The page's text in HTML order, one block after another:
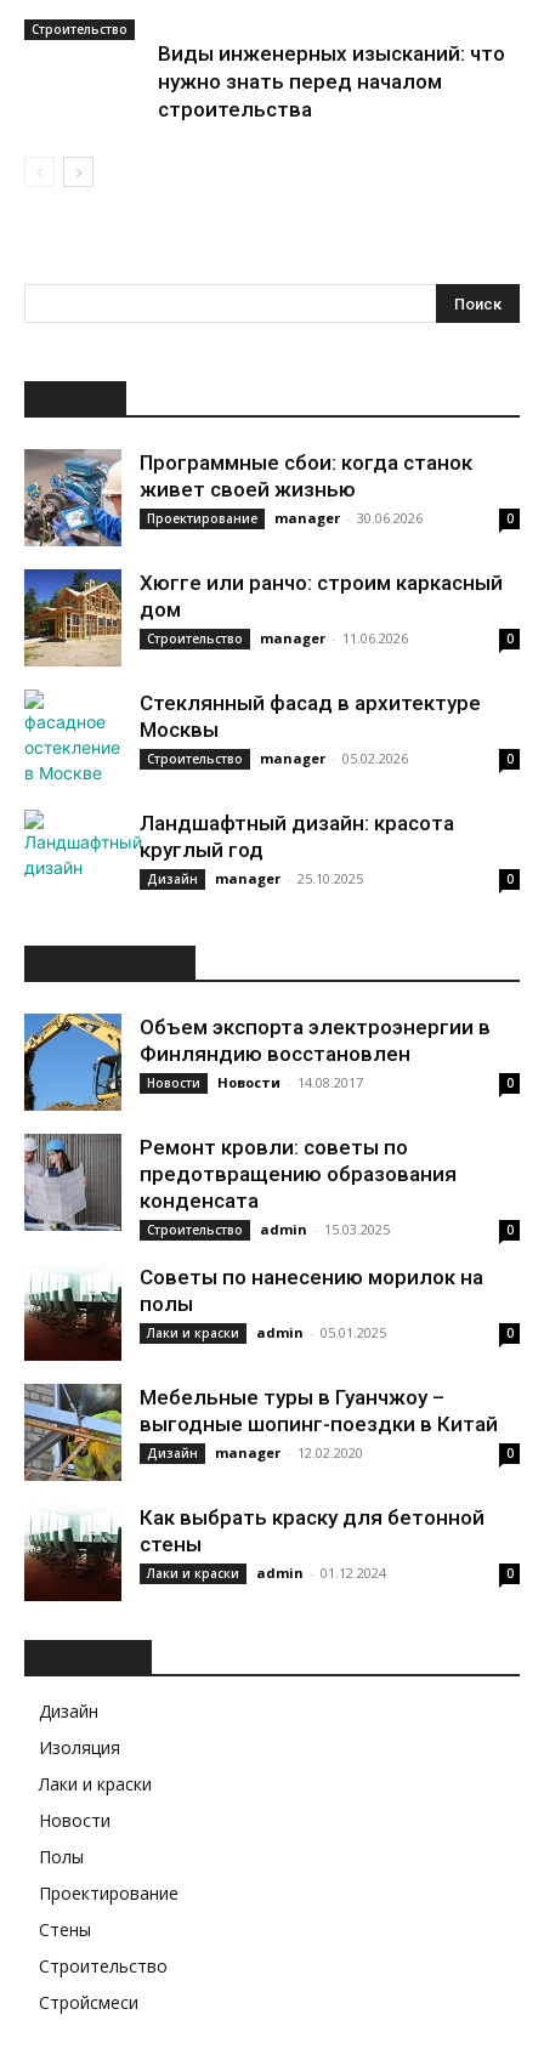
Строительство
Виды инженерных изысканий: что
нужно знать перед началом
строительства
Программные сбои: когда станок
живет своей жизнью
Проектирование manager - 30.06.2026 0
Хюгге или ранчо: строим каркасный
дом
Строительство manager - 11.06.2026 0
Стеклянный фасад в архитектуре
Москвы
Строительство manager - 05.02.2026 0
Ландшафтный дизайн: красота
круглый год
Дизайн manager - 25.10.2025 0
Объем экспорта электроэнергии в
Финляндию восстановлен
Новости Новости - 14.08.2017 0
Ремонт кровли: советы по
предотвращению образования
конденсата
Строительство admin - 15.03.2025 0
Советы по нанесению морилок на
полы
Лаки и краски admin - 05.01.2025 0
Мебельные туры в Гуанчжоу –
выгодные шопинг-поездки в Китай
Дизайн manager - 12.02.2020 0
Как выбрать краску для бетонной
стены
Лаки и краски admin - 01.12.2024 0
Дизайн
Изоляция
Лаки и краски
Новости
Полы
Проектирование
Стены
Строительство
Стройсмеси